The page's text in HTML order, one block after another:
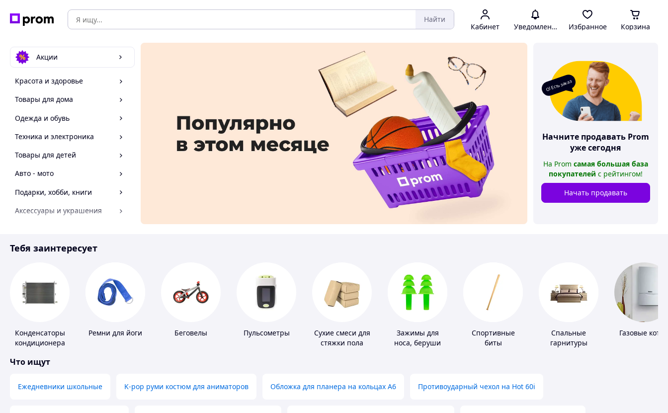
Найти
Кабинет Уведомления Избранное Корзина
Акции
Красота и здоровье
Товары для дома
Одежда и обувь
Техника и электроника
Товары для детей
Авто - мото
Подарки, хобби, книги
Аксессуары и украшения
Спорт и отдых
О! Есть заказ
Начните продавать Prom
уже сегодня
На Prom самая большая база
покупателей с рейтингом!
Начать продавать
Тебя заинтересует
Конденсаторы
кондиционера
Ремни для йоги Беговелы Пульсометры
Сухие смеси для
стяжки пола
Зажимы для
носа, беруши
Спортивные
биты
Спальные
гарнитуры
Газовые
Что ищут
Ежедневники школьные K-pop руми костюм для аниматоров Обложка для планера на кольцах А6 Противоударный чехол на Hot 60i